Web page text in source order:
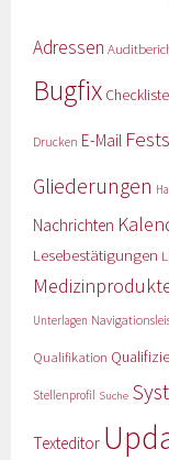
Adressen
Bugfix
Drucken E-Mail
Gliederungen
Nachrichten
Lesebestätigungen
Unterlagen
Qualifikation
Stellenprofil Suche
Texteditor